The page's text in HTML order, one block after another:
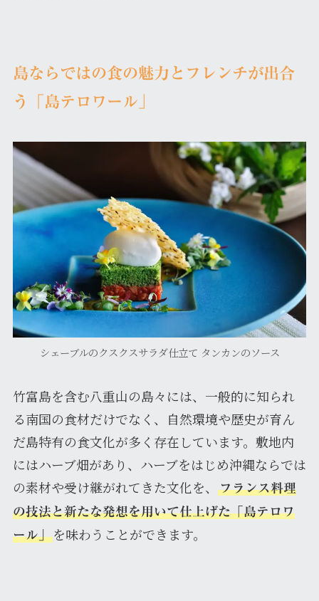
島ならではの食の魅力とフレンチが出合
う「島テロワール」
シェーブルのクスクスサラダ仕立て タンカンのソース
竹富島を含む八重山の島々には、一般的に知られ
る南国の食材だけでなく、自然環境や歴史が育ん
だ島特有の食文化が多く存在しています。敷地内
にはハーブ畑があり、ハーブをはじめ沖縄ならでは
の素材や受け継がれてきた文化を、
フランス料理
の技法と新たな発想を用いて仕上げた「島テロワ
ール」を味わうことができます。